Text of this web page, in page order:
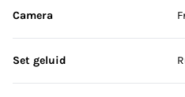
Camera
Set geluid